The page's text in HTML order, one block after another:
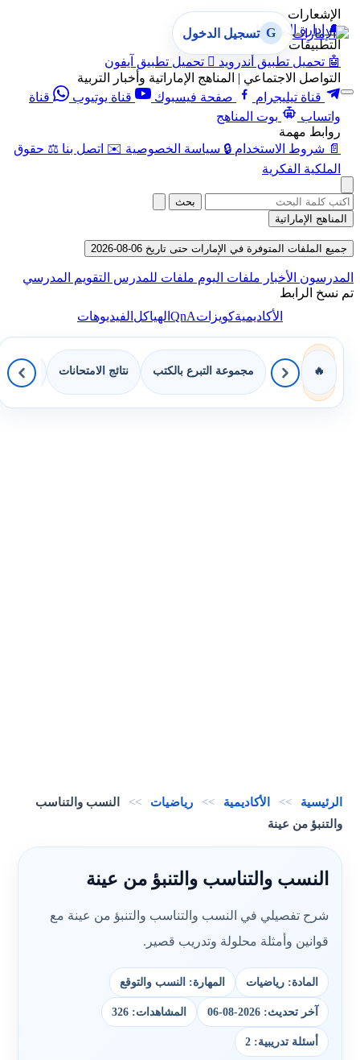
الإشعارات
🔔 إدارة الإشعارات
التطبيقات
🤖 تحميل تطبيق أندرويد  تحميل تطبيق آيفون
التواصل الاجتماعي | المناهج الإماراتية وأخبار التربية
قناة تيليجرام
صفحة فيسبوك قناة يوتيوب
قناة
واتساب
بوت المناهج
روابط مهمة
📄 شروط الاستخدام 🔒 سياسة الخصوصية ✉️ اتصل بنا ⚖️ حقوق
الملكية الفكرية
G تسجيل الدخول
بحث
المناهج الإماراتية
جميع الملفات المتوفرة في الإمارات حتى تاريخ 06-08-2026
المدرسون الأخبار ملفات اليوم ملفات للمدرس التقويم المدرسي
تم نسخ الرابط
الأكاديميةكويزاتQnAالهياكلالفيديوهات
🔥 مجموعة التبرع بالكتب نتائج الامتحانات
الرئيسية >> الأكاديمية >> رياضيات >>
النسب والتناسب
والتنبؤ من عينة
النسب والتناسب والتنبؤ من عينة
شرح تفصيلي في النسب والتناسب والتنبؤ من عينة مع
قوانين وأمثلة محلولة وتدريب قصير.
المادة: رياضيات المهارة: النسب والتوقع
آخر تحديث: 2026-08-06 المشاهدات: 326
أسئلة تدريبية: 2